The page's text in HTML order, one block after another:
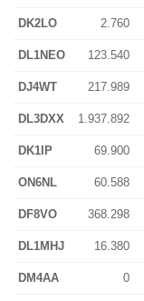
DK2LO 2.760
DL1NEO 123.540
DJ4WT 217.989
DL3DXX 1.937.892
DK1IP 69.900
ON6NL 60.588
DF8VO 368.298
DL1MHJ 16.380
DM4AA 0